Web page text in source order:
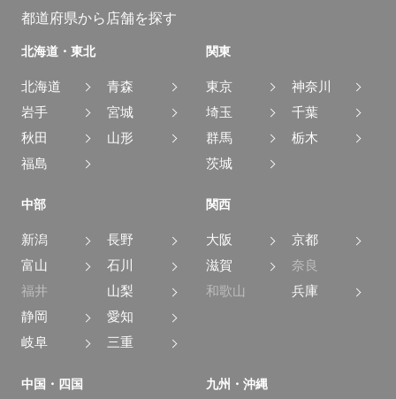
都道府県から店舗を探す
北海道・東北
北海道
青森
岩手
宮城
秋田
山形
福島
関東
東京
神奈川
埼玉
千葉
群馬
栃木
茨城
中部
新潟
長野
富山
石川
福井
山梨
静岡
愛知
岐阜
三重
関西
大阪
京都
滋賀
奈良
和歌山
兵庫
中国・四国 九州・沖縄